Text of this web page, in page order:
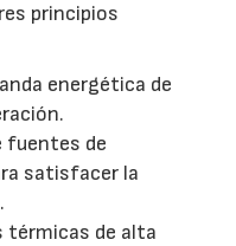
principios
energética de
fuentes de
satisfacer la
térmicas de alta